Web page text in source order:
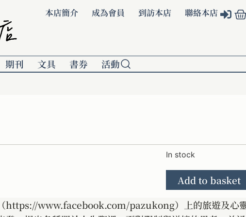
本店簡介 成為會員 到訪本店 聯絡本店
期刊 文具 書券 活動
In stock
Add to basket
https://www.facebook.com/pazukong）上的旅遊及心